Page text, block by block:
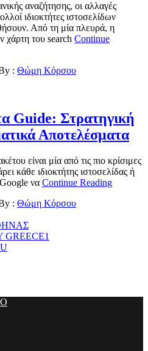
αναζήτησης, οι αλλαγές
ιδιοκτήτες ιστοσελίδων
Από τη μία πλευρά, η
χάρτη του search Continue
: Θώμη Κόρσου
Guide: Στρατηγική
Αποτελέσματα
είναι μία από τις πιο κρίσιμες
κάθε ιδιοκτήτης ιστοσελίδας ή
να Continue Reading
: Θώμη Κόρσου